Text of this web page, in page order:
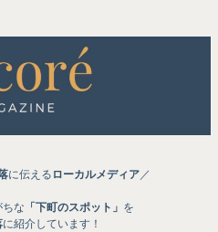
に伝える ローカルメディア ／
な 「下町のスポット」 を
に紹介しています！